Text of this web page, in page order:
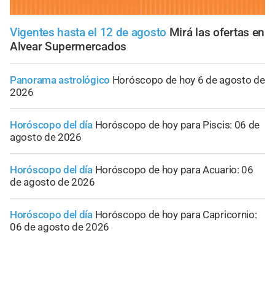
Vigentes hasta el 12 de agosto Mirá las ofertas en
Alvear Supermercados
Panorama astrológico Horóscopo de hoy 6 de agosto de
2026
Horóscopo del día Horóscopo de hoy para Piscis: 06 de
agosto de 2026
Horóscopo del día Horóscopo de hoy para Acuario: 06
de agosto de 2026
Horóscopo del día Horóscopo de hoy para Capricornio:
06 de agosto de 2026